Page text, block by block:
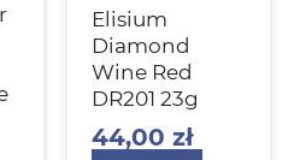
Elisium
Diamond
Wine Red
DR201 23g
44,00 zł